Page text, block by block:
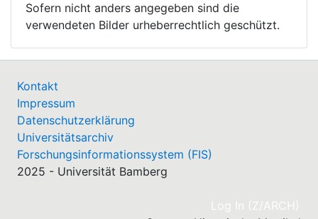
Sofern nicht anders angegeben sind die
verwendeten Bilder urheberrechtlich geschützt.
Kontakt
Impressum
Datenschutzerklärung
Universitätsarchiv
Forschungsinformationssystem (FIS)
2025 - Universität Bamberg
Log In (Z/ARCH)